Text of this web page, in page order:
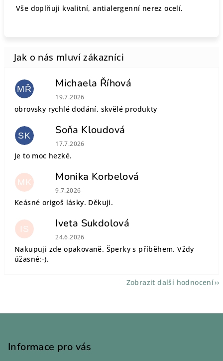
Vše doplňuji kvalitní, antialergenní nerez ocelí.
MŘ Michaela Říhová
Hodnocení obchodu je 5 z 5 hvězdiček.
19.7.2026
obrovsky rychlé dodání, skvělé produkty
SK Soňa Kloudová
Hodnocení obchodu je 5 z 5 hvězdiček.
17.7.2026
Je to moc hezké.
MK Monika Korbelová
Hodnocení obchodu je 5 z 5 hvězdiček.
9.7.2026
Keásné origoš lásky. Děkuji.
IS Iveta Sukdolová
Hodnocení obchodu je 5 z 5 hvězdiček.
24.6.2026
Nakupuji zde opakovaně. Šperky s příběhem. Vždy
úžasné:-).
Zobrazit další hodnocení
Informace pro vás